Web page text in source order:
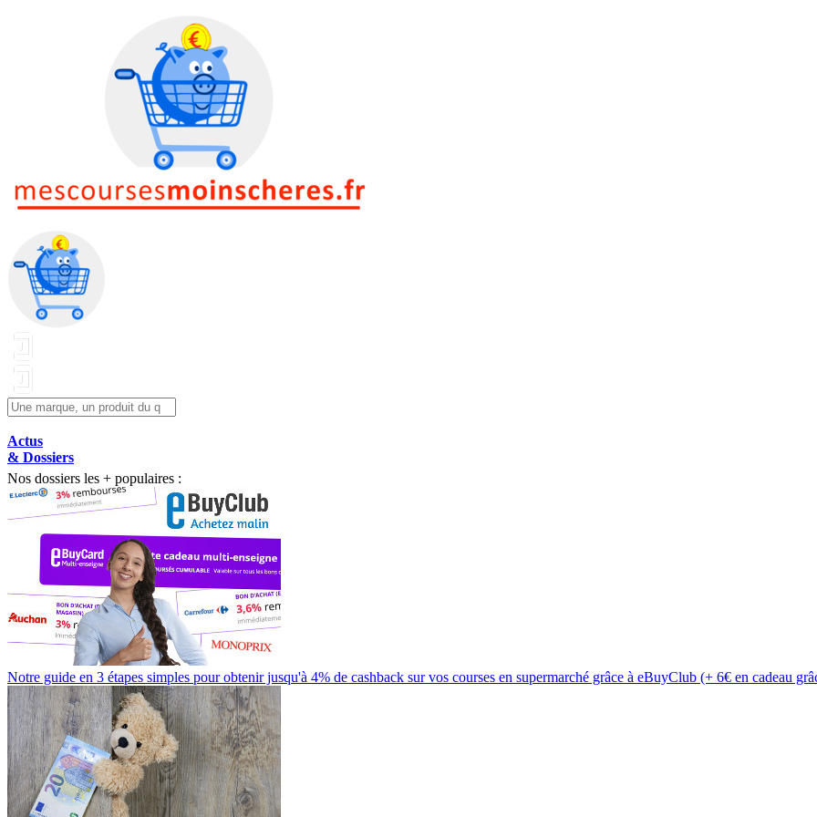
Actus
& Dossiers
Nos dossiers les + populaires :
Notre guide en 3 étapes simples pour obtenir jusqu'à 4% de cashback sur vos courses en supermarché grâce à eBuyClub (+ 6€ en cadeau